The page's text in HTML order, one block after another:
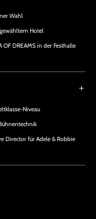
Wahl
Hotel
OF DREAMS in der Festhalle
Niveau
Director für Adele & Robbie